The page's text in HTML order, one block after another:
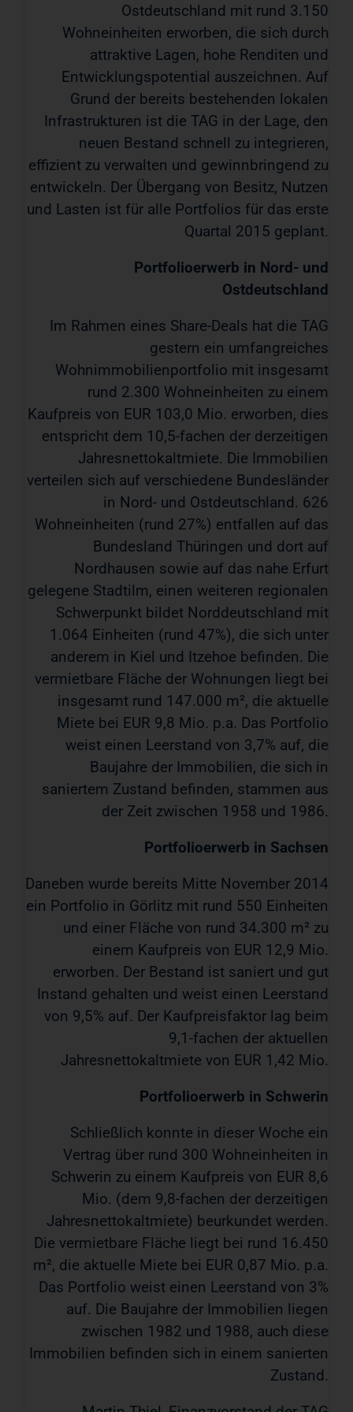
Ostdeutschland mit rund 3.150
Wohneinheiten erworben, die sich durch
attraktive Lagen, hohe Renditen und
Entwicklungspotential auszeichnen. Auf
Grund der bereits bestehenden lokalen
Infrastrukturen ist die TAG in der Lage, den
neuen Bestand schnell zu integrieren,
effizient zu verwalten und gewinnbringend zu
entwickeln. Der Übergang von Besitz, Nutzen
und Lasten ist für alle Portfolios für das erste
Quartal 2015 geplant.
Portfolioerwerb in Nord- und
Ostdeutschland
Im Rahmen eines Share-Deals hat die TAG
gestern ein umfangreiches
Wohnimmobilienportfolio mit insgesamt
rund 2.300 Wohneinheiten zu einem
Kaufpreis von EUR 103,0 Mio. erworben, dies
entspricht dem 10,5-fachen der derzeitigen
Jahresnettokaltmiete. Die Immobilien
verteilen sich auf verschiedene Bundesländer
in Nord- und Ostdeutschland. 626
Wohneinheiten (rund 27%) entfallen auf das
Bundesland Thüringen und dort auf
Nordhausen sowie auf das nahe Erfurt
gelegene Stadtilm, einen weiteren regionalen
Schwerpunkt bildet Norddeutschland mit
1.064 Einheiten (rund 47%), die sich unter
anderem in Kiel und Itzehoe befinden. Die
vermietbare Fläche der Wohnungen liegt bei
insgesamt rund 147.000 m², die aktuelle
Miete bei EUR 9,8 Mio. p.a. Das Portfolio
weist einen Leerstand von 3,7% auf, die
Baujahre der Immobilien, die sich in
saniertem Zustand befinden, stammen aus
der Zeit zwischen 1958 und 1986.
Portfolioerwerb in Sachsen
Daneben wurde bereits Mitte November 2014
ein Portfolio in Görlitz mit rund 550 Einheiten
und einer Fläche von rund 34.300 m² zu
einem Kaufpreis von EUR 12,9 Mio.
erworben. Der Bestand ist saniert und gut
Instand gehalten und weist einen Leerstand
von 9,5% auf. Der Kaufpreisfaktor lag beim
9,1-fachen der aktuellen
Jahresnettokaltmiete von EUR 1,42 Mio.
Portfolioerwerb in Schwerin
Schließlich konnte in dieser Woche ein
Vertrag über rund 300 Wohneinheiten in
Schwerin zu einem Kaufpreis von EUR 8,6
Mio. (dem 9,8-fachen der derzeitigen
Jahresnettokaltmiete) beurkundet werden.
Die vermietbare Fläche liegt bei rund 16.450
m², die aktuelle Miete bei EUR 0,87 Mio. p.a.
Das Portfolio weist einen Leerstand von 3%
auf. Die Baujahre der Immobilien liegen
zwischen 1982 und 1988, auch diese
Immobilien befinden sich in einem sanierten
Zustand.